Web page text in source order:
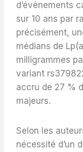
d’événements
sur 10 ans par
précisément,
médians de
milligrammes
variant
accru de 27 %
majeurs.
Selon les
nécessité d’un